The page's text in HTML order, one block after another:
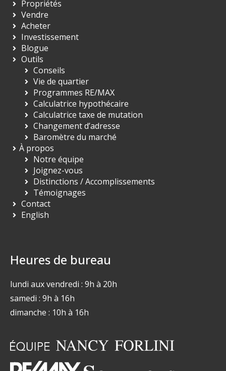
Propriétés
Vendre
Acheter
Investissement
Blogue
Outils
Conseils
Vie de quartier
Programmes RE/MAX
Calculatrice hypothécaire
Calculatrice taxe de mutation
Changement d’adresse
Baromètre du marché
À propos
Notre équipe
Joignez-vous
Distinctions / Accomplissements
Témoignages
Contact
English
Heures de bureau
lundi aux vendredi : 9h à 20h
samedi : 9h à 16h
dimanche : 10h à 16h